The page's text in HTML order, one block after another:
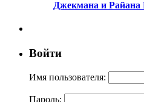
Джекмана и Райана
Войти
Имя пользователя:
Пароль: